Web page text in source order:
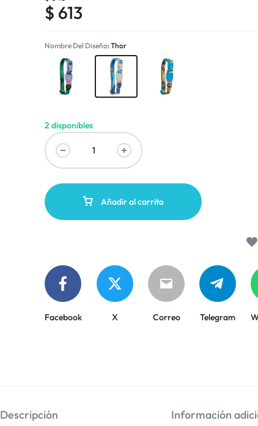
$ 613
Nombre Del Diseño Thor
Hulk Thor Wolverine
2 disponibles
Añadir al carrito
Facebook X Correo Telegram
Descripción Información